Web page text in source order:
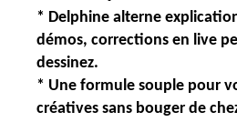
* Delphine alterne
démos, corrections en live
dessinez.
* Une formule souple pour
créatives sans bouger de